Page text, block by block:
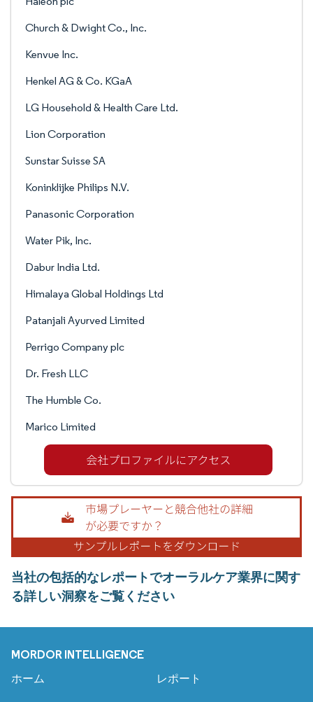
Church & Dwight Co., Inc.
Kenvue Inc.
Henkel AG & Co. KGaA
LG Household & Health Care Ltd.
Lion Corporation
Sunstar Suisse SA
Koninklijke Philips N.V.
Panasonic Corporation
Water Pik, Inc.
Dabur India Ltd.
Himalaya Global Holdings Ltd
Patanjali Ayurved Limited
Perrigo Company plc
Dr. Fresh LLC
The Humble Co.
Marico Limited
当社の包括的なレポートでオーラルケア業界に関す
る詳しい洞察をご覧ください
MORDOR INTELLIGENCE
ホーム レポート